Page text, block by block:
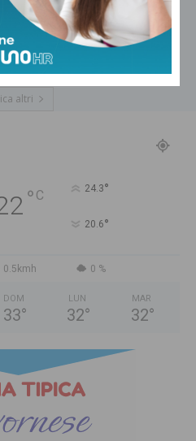
Basket 2000, svelato il
esordio con la corazzata
trasferta
altri
° C 24.3°
20.6°
0.5kmh 0 %
DOM
33°
LUN
32°
MAR
32°